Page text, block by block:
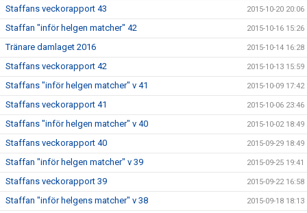
Staffans veckorapport 43 2015-10-20 20:06
Staffan "inför helgen matcher" 42 2015-10-16 15:26
Tränare damlaget 2016 2015-10-14 16:28
Staffans veckorapport 42 2015-10-13 15:59
Staffans "inför helgen matcher" v 41 2015-10-09 17:42
Staffans veckorapport 41 2015-10-06 23:46
Staffans "inför helgen matcher" v 40 2015-10-02 18:49
Staffans veckorapport 40 2015-09-29 18:49
Staffan "inför helgen matcher" v 39 2015-09-25 19:41
Staffans veckorapport 39 2015-09-22 16:58
Staffan "inför helgens matcher" v 38 2015-09-18 18:13